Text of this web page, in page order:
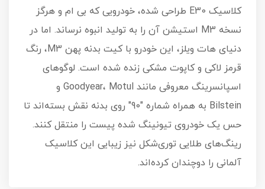
کلاسیک E30 طراحی شده، خودرویی که بی ام و هرگز
نسخه M3 استیشن آن را به تولید انبوه نرساند. اما در
دنیای هات ویلز، این خودرو با کیت بدنه پهن M3، رنگ
قرمز لاکی و کاپوت مشکی زنده شده است. لوگوهای
اسپانسرینگ معروفی مانند Goodyear، Motul و
Bilstein به همراه شماره "90" روی بدنه نقش بسته‌اند تا
حس یک خودروی تیونینگ شده پیست را منتقل کنند.
رینگ‌های طلایی توری‌شکل نیز زیبایی این کلاسیک
آلمانی را دوچندان کرده‌اند.